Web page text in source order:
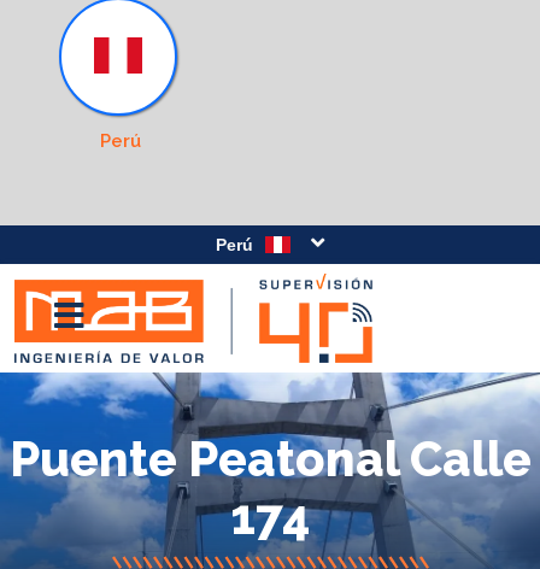
Perú
Perú
Puente Peatonal Calle
174